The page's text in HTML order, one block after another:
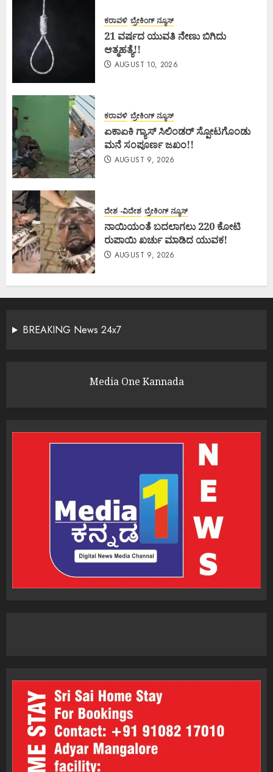
ಕರಾವಳಿ ಬ್ರೇಕಿಂಗ್ ನ್ಯೂಸ್
21 ವರ್ಷದ ಯುವತಿ ನೇಣು ಬಿಗಿದು
ಆತ್ಮಹತ್ಯೆ!!
AUGUST 10, 2026
ಕರಾವಳಿ ಬ್ರೇಕಿಂಗ್ ನ್ಯೂಸ್
ಏಕಾಏಕಿ ಗ್ಯಾಸ್ ಸಿಲಿಂಡರ್ ಸ್ಪೋಟಗೊಂಡು
ಮನೆ ಸಂಪೂರ್ಣ ಜಖಂ!!
AUGUST 9, 2026
ದೇಶ -ವಿದೇಶ ಬ್ರೇಕಿಂಗ್ ನ್ಯೂಸ್
ನಾಯಿಯಂತೆ ಬದಲಾಗಲು 220 ಕೋಟಿ
ರುಪಾಯಿ ಖರ್ಚು ಮಾಡಿದ ಯುವಕ!
AUGUST 9, 2026
BREAKING News 24x7
Media One Kannada